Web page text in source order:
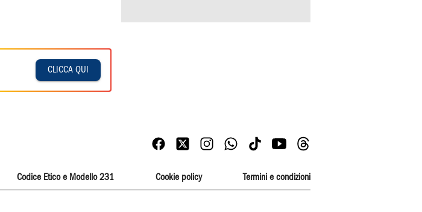
CLICCA QUI
Codice Etico e Modello 231 Cookie policy Termini e condizioni